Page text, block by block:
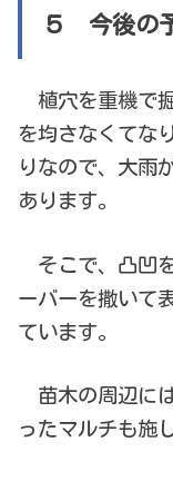
５ 今後の
植穴を重機で
を均さなくてな
りなので、大雨
あります。
そこで、凸凹
ーバーを撒いて
ています。
苗木の周辺に
ったマルチも施